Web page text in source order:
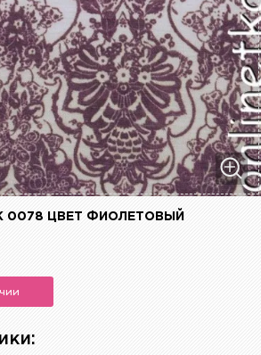
0078 ЦВЕТ ФИОЛЕТОВЫЙ